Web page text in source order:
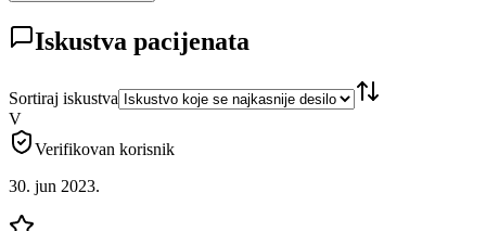
Iskustva pacijenata
Sortiraj iskustva
V
Verifikovan korisnik
30. jun 2023.